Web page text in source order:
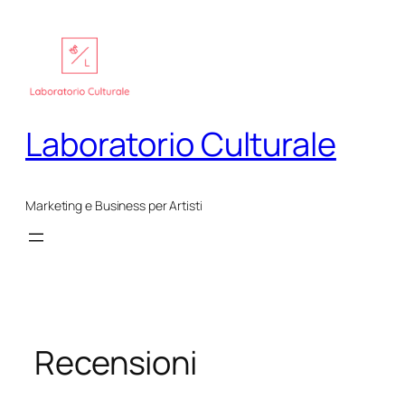
contenuto
Laboratorio Culturale
Marketing e Business per Artisti
Recensioni